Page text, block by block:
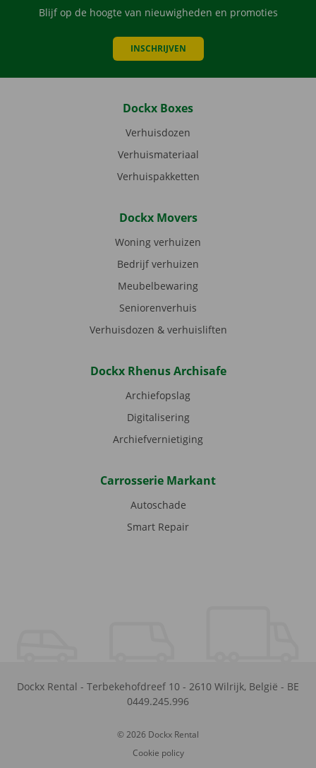
Blijf op de hoogte van nieuwigheden en promoties
INSCHRIJVEN
Dockx Boxes
Verhuisdozen
Verhuismateriaal
Verhuispakketten
Dockx Movers
Woning verhuizen
Bedrijf verhuizen
Meubelbewaring
Seniorenverhuis
Verhuisdozen & verhuisliften
Dockx Rhenus Archisafe
Archiefopslag
Digitalisering
Archiefvernietiging
Carrosserie Markant
Autoschade
Smart Repair
Dockx Rental - Terbekehofdreef 10 - 2610 Wilrijk, België - BE
0449.245.996
© 2026 Dockx Rental
Cookie policy